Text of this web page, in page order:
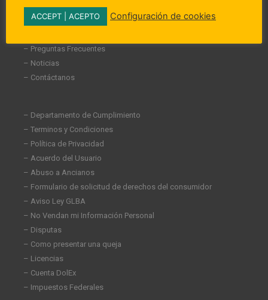
– Acerca de Nosotros
– Participación en la comunidad
– Preguntas Frecuentes
– Noticias
– Contáctanos
– Departamento de Cumplimiento
– Terminos y Condiciones
– Política de Privacidad
– Acuerdo del Usuario
– Abuso a Ancianos
– Formulario de solicitud de derechos del consumidor
– Aviso Ley GLBA
– No Vendan mi Información Personal
– Disputas
– Como presentar una queja
– Licencias
– Cuenta DolEx
– Impuestos Federales
ACCEPT | ACEPTO Configuración de cookies